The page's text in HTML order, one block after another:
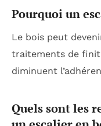
Pourquoi un
Le bois peut
traitements de
diminuent
Quels sont les